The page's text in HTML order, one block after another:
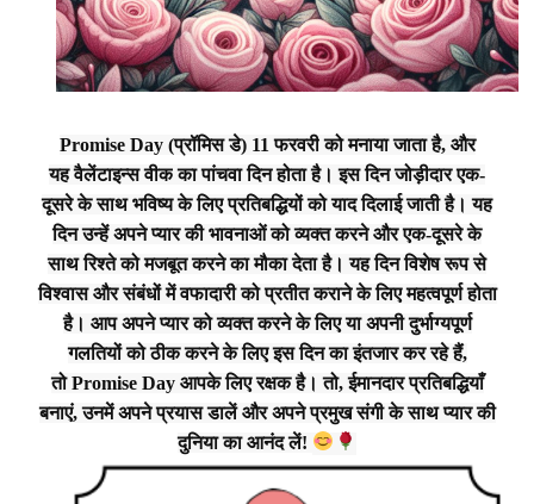
Promise Day(प्रॉमिस डे) 11 फरवरीको मनाया जाता है, और
यहवैलेंटाइन्स वीकका पांचवा दिन होता है। इस दिन जोड़ीदार एक-
दूसरे के साथ भविष्य के लिए प्रतिबद्धियों को याद दिलाई जाती है। यह
दिन उन्हें अपने प्यार की भावनाओं को व्यक्त करने और एक-दूसरे के
साथ रिश्ते को मजबूत करने का मौका देता है। यह दिन विशेष रूप से
विश्वास और संबंधों में वफादारी को प्रतीत कराने के लिए महत्वपूर्ण होता
है। आप अपने प्यार को व्यक्त करने के लिए या अपनी दुर्भाग्यपूर्ण
गलतियों को ठीक करने के लिए इस दिन का इंतजार कर रहे हैं,
तोPromise Dayआपके लिए रक्षक है। तो, ईमानदार प्रतिबद्धियाँ
बनाएं, उनमें अपने प्रयास डालें और अपने प्रमुख संगी के साथ प्यार की
दुनिया का आनंद लें!